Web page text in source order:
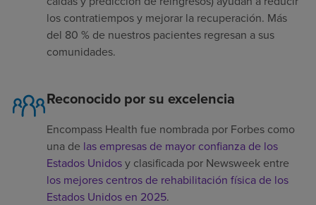
los contratiempos y mejorar la recuperación. Más
del 80 % de nuestros pacientes regresan a sus
comunidades.
Reconocido por su excelencia
Encompass Health fue nombrada por Forbes como
una de las empresas de mayor confianza de los
Estados Unidosy clasificada por Newsweek entre
los mejores centros de rehabilitación física de los
Estados Unidos en 2025.